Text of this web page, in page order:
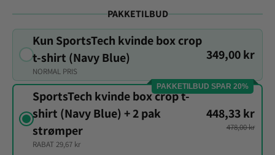
PAKKETILBUD
Kun SportsTech kvinde box crop
t-shirt (Navy Blue)
NORMAL PRIS
349,00 kr
PAKKETILBUD SPAR 20%
SportsTech kvinde box crop t-
shirt (Navy Blue) + 2 pak
strømper
RABAT 29,67 kr
448,33 kr
478,00 kr